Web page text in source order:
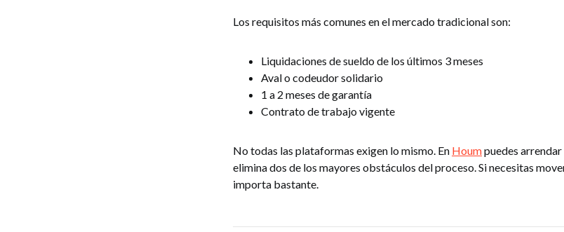
Los requisitos más comunes en el mercado tradicional son:
Liquidaciones de sueldo de los últimos 3 meses
Aval o codeudor solidario
1 a 2 meses de garantía
Contrato de trabajo vigente
No todas las plataformas exigen lo mismo. En Houmpuedes
elimina dos de los mayores obstáculos del proceso. Si necesitas
importa bastante.